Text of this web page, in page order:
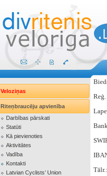
Veloziņas
Riteņbraucēju apvienība
Darbības pārskati
Statūti
Kā pievienoties
Aktivitātes
Vadība
Kontakti
Latvian Cyclists’ Union